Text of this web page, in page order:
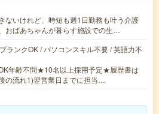
ないけれど、時短も週1日勤務も叶う介護
おばあちゃんが暮らす施設での生…
ランクOK / パソコンスキル不要 / 英語力不
年齢不問★10名以上採用予定★履歴書は
の流れ1)翌営業日までに担当…